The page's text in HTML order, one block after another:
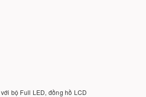
bộ Full LED, đồng hồ LCD